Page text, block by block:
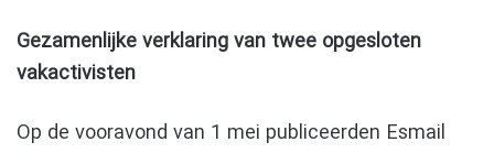
Gezamenlijke verklaring van twee opgesloten
vakactivisten
Op de vooravond van 1 mei publiceerden Esmail